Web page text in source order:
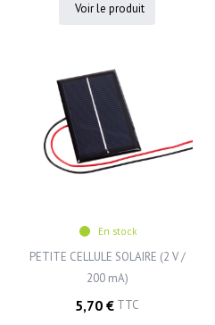
Voir le produit
En stock
PETITE CELLULE SOLAIRE (2 V /
200 mA)
5,70 € TTC